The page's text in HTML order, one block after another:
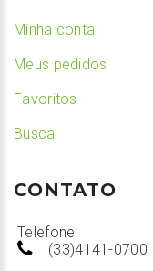
Minha conta
Meus pedidos
Favoritos
Busca
CONTATO
Telefone:
(33)4141-0700